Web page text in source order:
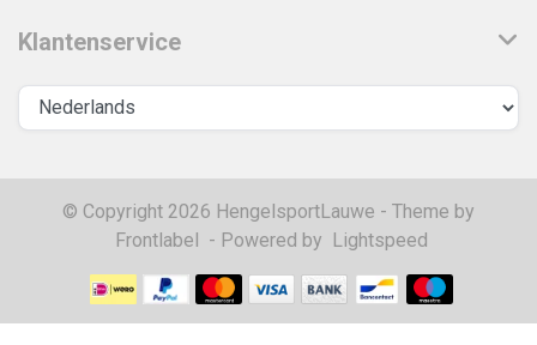
Klantenservice
© Copyright 2026 HengelsportLauwe - Theme by
Frontlabel - Powered by Lightspeed